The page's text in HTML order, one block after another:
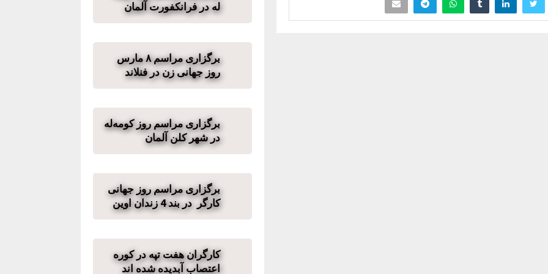
له در فرانکفورت آلمان
برگزاری مراسم ٨ مارس
روز جهانی زن در فنلاند
برگزاری مراسم روز کومەله
در شهر کلن آلمان
برگزاری مراسم روز جهانی
کارگر در بند 4 زندان اوین
کارگران هفت تپه در کوره
اعتصاب آبدیده شده اند